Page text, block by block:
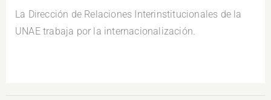
La Dirección de Relaciones Interinstitucionales de la
UNAE trabaja por la internacionalización.